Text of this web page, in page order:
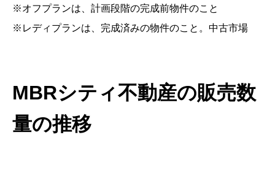
※オフプランは、計画段階の完成前物件のこと
※レディプランは、完成済みの物件のこと。中古市場
MBRシティ不動産の販売数
量の推移